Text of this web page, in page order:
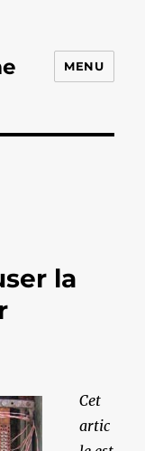
MENU
la
Cet
artic